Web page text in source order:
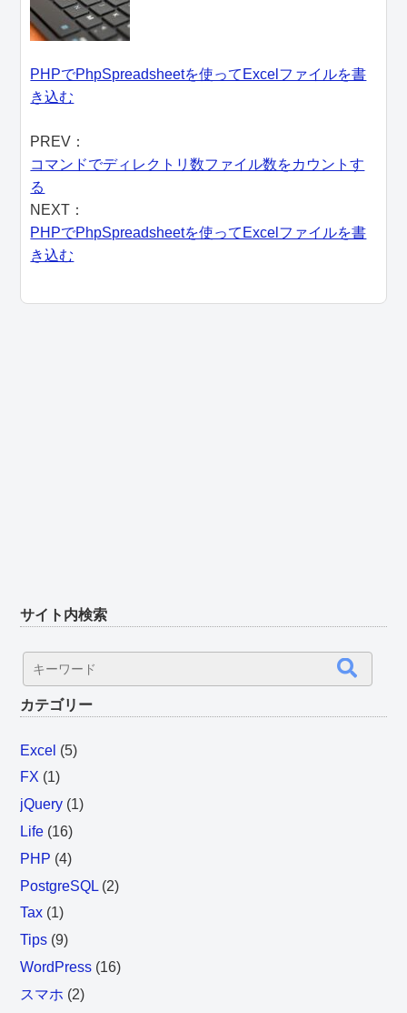
PHPでPhpSpreadsheetを使ってExcelファイルを書
き込む
PREV：
コマンドでディレクトリ数ファイル数をカウントす
る
NEXT：
PHPでPhpSpreadsheetを使ってExcelファイルを書
き込む
サイト内検索
カテゴリー
Excel (5)
FX (1)
jQuery (1)
Life (16)
PHP (4)
PostgreSQL (2)
Tax (1)
Tips (9)
WordPress (16)
スマホ (2)